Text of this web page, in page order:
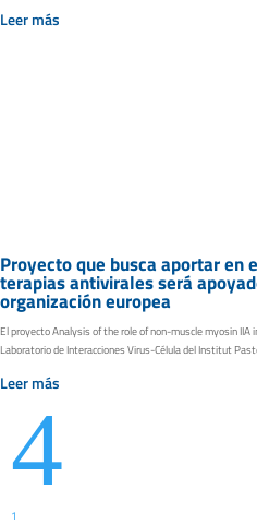
Leer más
Proyecto que busca aportar en
terapias antivirales será
organización europea
El proyecto Analysis of the role of non-muscle myosin IIA
Laboratorio de Interacciones Virus-Célula del Institut
Leer más
4
1